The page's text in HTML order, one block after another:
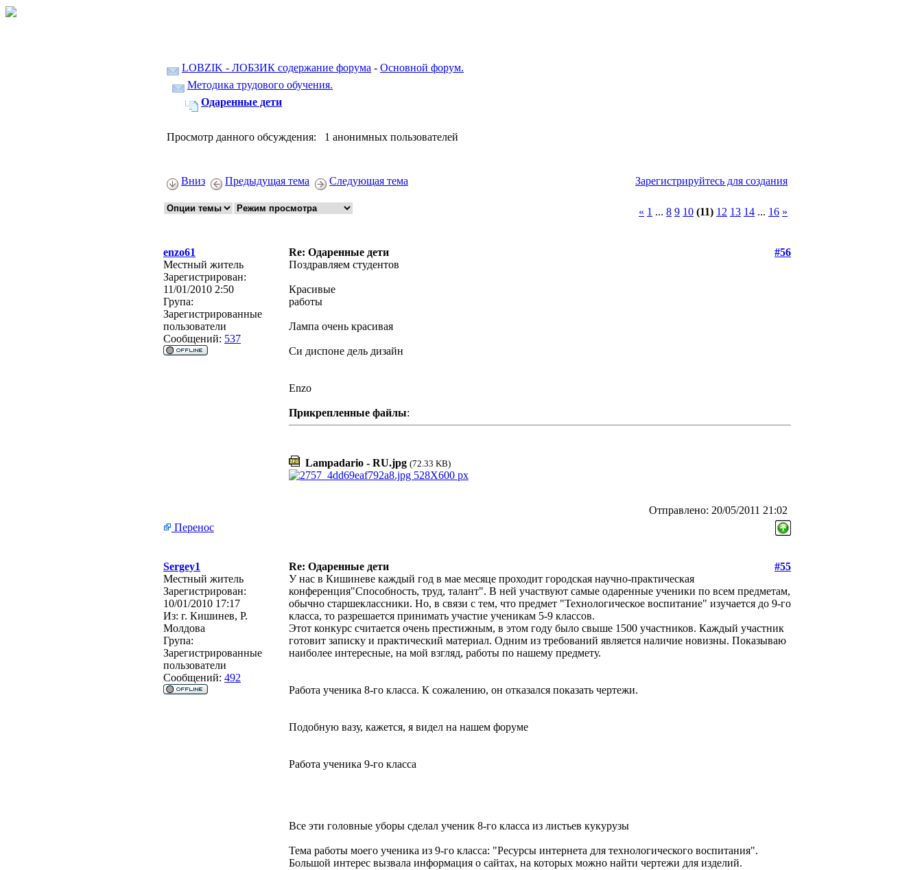
LOBZIK - ЛОБЗИК содержание форума - Основной форум.
Методика трудового обучения.
Одаренные дети
Просмотр данного обсуждения: 1 анонимных пользователей
Вниз Предыдущая тема Следующая тема Зарегистрируйтесь для создания
« 1 ... 8 9 10 (11) 12 13 14 ... 16 »
enzo61 Re: Одаренные дети
#56
Местный житель
Зарегистрирован:
11/01/2010 2:50
Група:
Зарегистрированные
пользователи
Сообщений: 537
Поздравляем студентов
Красивые
работы
Лампа очень красивая
Си диспоне дель дизайн
Enzo
Прикрепленные файлы:
Lampadario - RU.jpg (72.33 KB)
Отправлено: 20/05/2011 21:02
Перенос
Sergey1 Re: Одаренные дети
#55
Местный житель
Зарегистрирован:
10/01/2010 17:17
Из: г. Кишинев, Р.
Молдова
Група:
Зарегистрированные
пользователи
Сообщений: 492
У нас в Кишиневе каждый год в мае месяце проходит городская научно-практическая
конференция"Способность, труд, талант". В ней участвуют самые одаренные ученики по всем предметам,
обычно старшеклассники. Но, в связи с тем, что предмет "Технологическое воспитание" изучается до 9-го
класса, то разрешается принимать участие ученикам 5-9 классов.
Этот конкурс считается очень престижным, в этом году было свыше 1500 участников. Каждый участник
готовит записку и практический материал. Одним из требований является наличие новизны. Показываю
наиболее интересные, на мой взгляд, работы по нашему предмету.
Работа ученика 8-го класса. К сожалению, он отказался показать чертежи.
Подобную вазу, кажется, я видел на нашем форуме
Работа ученика 9-го класса
Все эти головные уборы сделал ученик 8-го класса из листьев кукурузы
Тема работы моего ученика из 9-го класса: "Ресурсы интернета для технологического воспитания".
Большой интерес вызвала информация о сайтах, на которых можно найти чертежи для изделий.